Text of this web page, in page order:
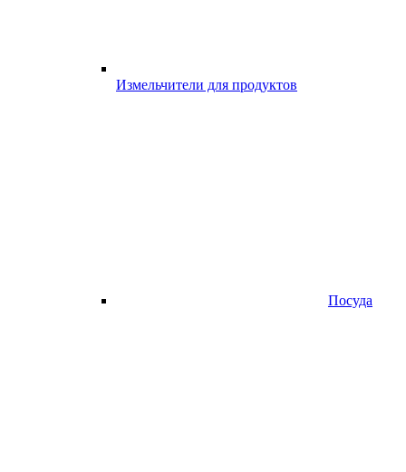
Измельчители для продуктов
Посуда